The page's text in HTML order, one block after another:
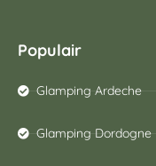
Populair
Glamping Ardeche
Glamping Dordogne